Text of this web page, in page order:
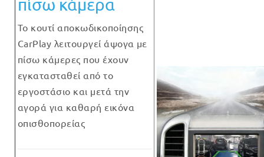
πίσω κάμερα
Το κουτί αποκωδικοποίησης
CarPlay λειτουργεί άψογα με
πίσω κάμερες που έχουν
εγκατασταθεί από το
εργοστάσιο και μετά την
αγορά για καθαρή εικόνα
οπισθοπορείας